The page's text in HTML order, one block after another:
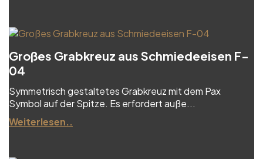
Großes Grabkreuz aus Schmiedeeisen F-
04
Symmetrisch gestaltetes Grabkreuz mit dem Pax
Symbol auf der Spitze. Es erfordert auße...
Weiterlesen..